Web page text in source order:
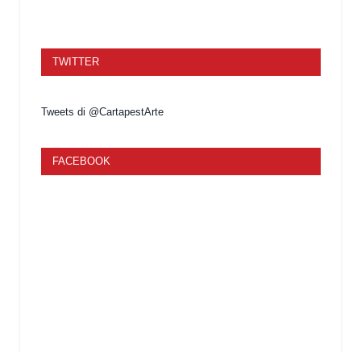
TWITTER
Tweets di @CartapestArte
FACEBOOK